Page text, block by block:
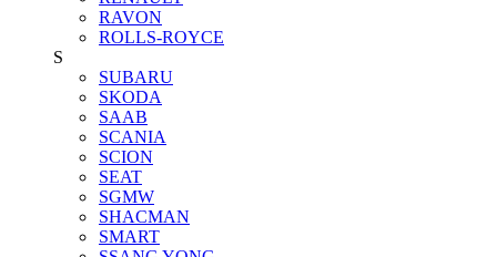
RAVON
ROLLS-ROYCE
S
SUBARU
SKODA
SAAB
SCANIA
SCION
SEAT
SGMW
SHACMAN
SMART